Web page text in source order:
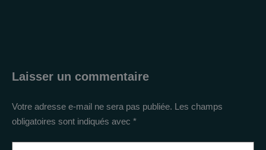
Laisser un commentaire
Votre adresse e-mail ne sera pas publiée. Les champs
obligatoires sont indiqués avec *